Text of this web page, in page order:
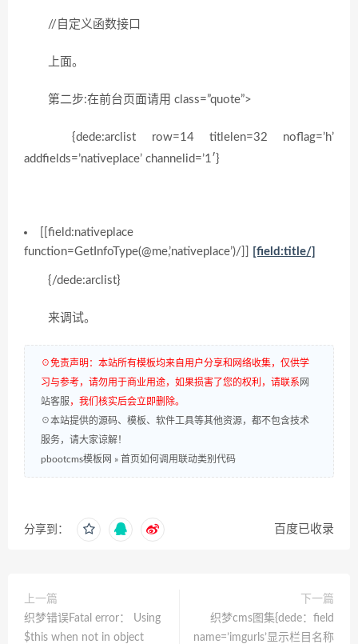
//自定义函数接口
上面。
第二步:在前台页面请用 class=”quote”>
{dede:arclist row=14 titlelen=32 noflag=’h’
addfields=’nativeplace’ channelid=’1′}
[[field:nativeplace
function=GetInfoType(@me,’nativeplace’)/]]
[field:title/]
{/dede:arclist}
来调试。
☉免责声明：本站所有模板均来自用户分享和网络收集，仅供学
习与参考，请勿用于商业用途，如果损害了您的权利，请联系 网
站客服，我们核实后会立即删除。
☉本站提供的源码、模板、软件工具等其他资源，都不包含技术
服务，请大家谅解！
pbootcms模板网 » 首页如何调用联动类别代码
分享到： 百度已收录
上一篇
织梦错误Fatal error： Using
$this when not in object
下一篇
织梦cms图集{dede：field
name=’imgurls’显示栏目名称